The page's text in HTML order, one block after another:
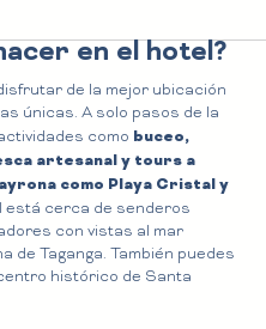
en el hotel?
de la mejor ubicación
únicas. A solo pasos de la
como buceo,
artesanal y tours a
como Playa Cristal y
está cerca de senderos
con vistas al mar
de Taganga. También puedes
histórico de Santa